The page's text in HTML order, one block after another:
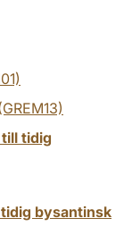
tidig
bysantinsk